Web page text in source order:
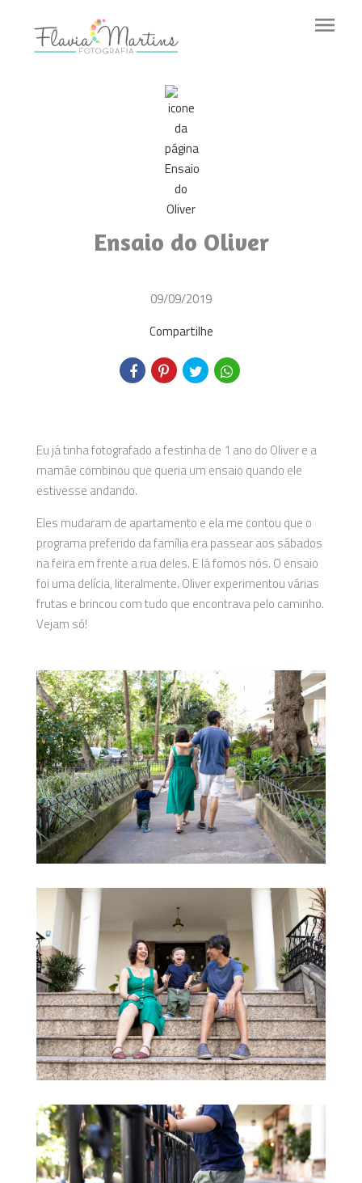
menu
Ensaio do Oliver
09/09/2019
Compartilhe
Eu já tinha fotografado a festinha de 1 ano do Oliver e a
mamãe combinou que queria um ensaio quando ele
estivesse andando.
Eles mudaram de apartamento e ela me contou que o
programa preferido da família era passear aos sábados
na feira em frente a rua deles. E lá fomos nós. O ensaio
foi uma delícia, literalmente. Oliver experimentou várias
frutas e brincou com tudo que encontrava pelo caminho.
Vejam só!